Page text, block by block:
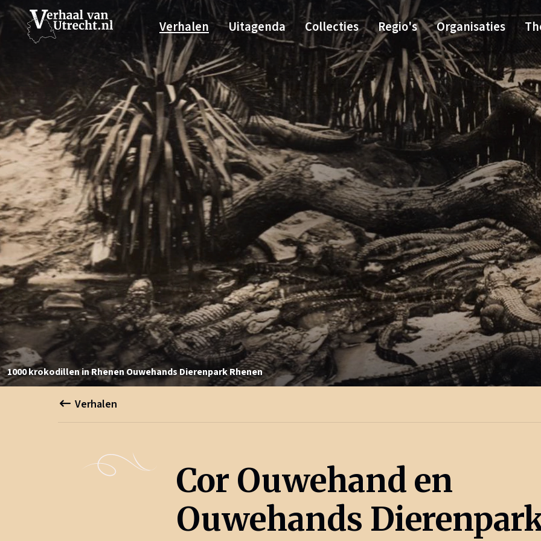
Verhalen Uitagenda Collecties Regio's Organisaties
1000 krokodillen in RhenenOuwehands Dierenpark Rhenen
Verhalen
Cor Ouwehand en
Ouwehands